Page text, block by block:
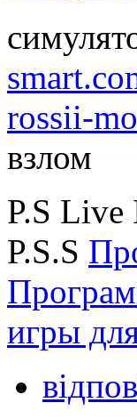
rossii-
взлом
P.S
P.S.S
игры